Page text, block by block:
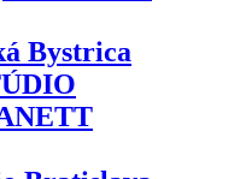
Bystrica